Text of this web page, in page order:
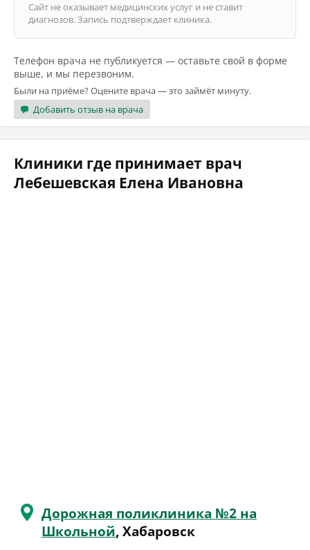
Сайт не оказывает медицинских услуг и не ставит
диагнозов. Запись подтверждает клиника.
Телефон врача не публикуется — оставьте свой в форме
выше, и мы перезвоним.
Были на приёме? Оцените врача — это займёт минуту.
Добавить отзыв на врача
Клиники где принимает врач
Лебешевская Елена Ивановна
Дорожная поликлиника №2 на
Школьной, Хабаровск